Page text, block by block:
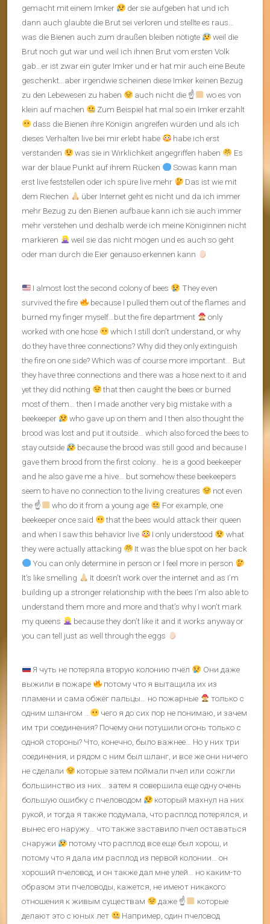
gemacht mit einem Imker
der sie aufgeben hat und ich
dann auch glaubte die Brut sei verloren und stellte es raus…
was die Bienen auch zum draußen bleiben nötigte
weil die
Brut noch gut war und weil ich ihnen Brut vom ersten Volk
gab…er ist zwar ein guter Imker und er hat mir auch eine Beute
geschenkt…aber irgendwie scheinen diese Imker keinen Bezug
zu den Lebewesen zu haben
auch nicht die ☝
wo es von
klein auf machen
Zum Beispiel hat mal so ein Imker erzählt
dass die Bienen ihre Königin angreifen würden und als ich
dieses Verhalten live bei mir erlebt habe
habe ich erst
verstanden
was sie in Wirklichkeit angegriffen haben
Es
war der blaue Punkt auf ihrem Rücken
Sowas kann man
erst live feststellen oder ich spüre live mehr
Das ist wie mit
dem Riechen
über Internet geht es nicht und da ich immer
mehr Bezug zu den Bienen aufbaue kann ich sie auch immer
mehr verstehen und deshalb werde ich meine Königinnen nicht
markieren
weil sie das nicht mögen und es auch so geht
oder man durch die Eier genauso erkennen kann
I almost lost the second colony of bees
They even
survived the fire
because I pulled them out of the flames and
burned my finger myself…but the fire department
only
worked with one hose
which I still don’t understand, or why
do they have three connections? Why did they only extinguish
the fire on one side? Which was of course more important… But
they have three connections and there was a hose next to it and
yet they did nothing
that then caught the bees or burned
most of them… then I made another very big mistake with a
beekeeper
who gave up on them and I then also thought the
brood was lost and put it outside… which also forced the bees to
stay outside
because the brood was still good and because I
gave them brood from the first colony… he is a good beekeeper
and he also gave me a hive… but somehow these beekeepers
seem to have no connection to the living creatures
not even
the ☝
who do it from a young age
For example, one
beekeeper once said
that the bees would attack their queen
and when I saw this behavior live
I only understood
what
they were actually attacking
It was the blue spot on her back
You can only determine in person or I feel more in person
It’s like smelling
It doesn’t work over the internet and as I’m
building up a stronger relationship with the bees I’m also able to
understand them more and more and that’s why I won’t mark
my queens
because they don’t like it and it works anyway or
you can tell just as well through the eggs
Я чуть не потеряла вторую колонию пчёл
Они даже
выжили в пожаре
потому что я вытащила их из
пламени и сама обжёг пальцы… но пожарные
только с
одним шлангом …
чего я до сих пор не понимаю, и зачем
им три соединения? Почему они потушили огонь только с
одной стороны? Что, конечно, было важнее… Но у них три
соединения, и рядом с ним был шланг, и все же они ничего
не сделали
которые затем поймали пчел или сожгли
большинство из них… затем я совершила еще одну очень
большую ошибку с пчеловодом
который махнул на них
рукой, и тогда я также подумала, что расплод потерялся, и
вынес его наружу… что также заставило пчел оставаться
снаружи
потому что расплод все еще был хорош, и
потому что я дала им расплод из первой колонии… он
хороший пчеловод, и он также дал мне улей… но каким-то
образом эти пчеловоды, кажется, не имеют никакого
отношения к живым существам
даже ☝
которые
делают это с юных лет
Например, один пчеловод